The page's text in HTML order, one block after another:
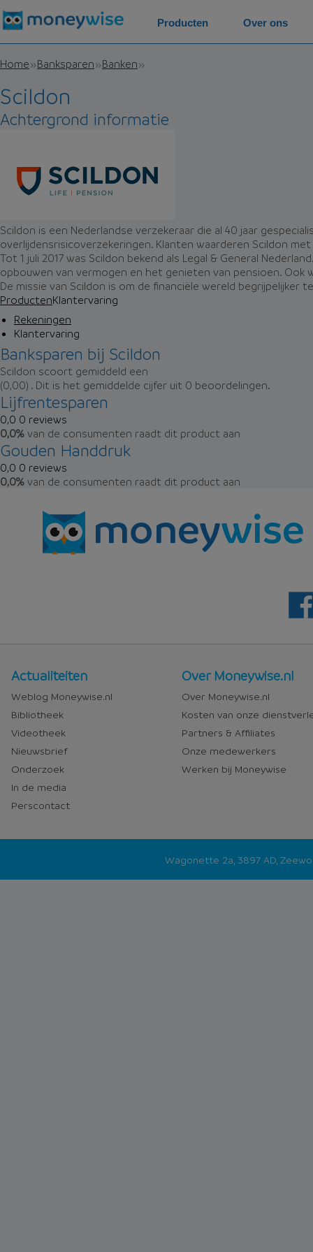
Home Banksparen Banken
Scildon
Achtergrond informatie
Scildon is een Nederlandse verzekeraar die al 40 jaar
overlijdensrisicoverzekeringen. Klanten waarderen Scildon
Tot 1 juli 2017 was Scildon bekend als Legal & General
opbouwen van vermogen en het genieten van pensioen.
De missie van Scildon is om de financiële wereld
ProductenKlantervaring
Rekeningen
Klantervaring
Banksparen bij Scildon
Scildon scoort gemiddeld een
(0,00) . Dit is het gemiddelde cijfer uit 0 beoordelingen.
Lijfrentesparen
0,0 0 reviews
0,0% van de consumenten raadt dit product aan
Gouden Handdruk
0,0 0 reviews
0,0% van de consumenten raadt dit product aan
Producten Over ons
Nieuws
en
media
Actualiteiten
Weblog Moneywise.nl
Bibliotheek
Videotheek
Nieuwsbrief
Onderzoek
In de media
Perscontact
Over
Moneywise
Over Moneywise.nl
Over Moneywise.nl
Kosten van onze
Partners & Affiliates
Onze medewerkers
Werken bij Moneywise
Wagonette 2a, 3897 AD,